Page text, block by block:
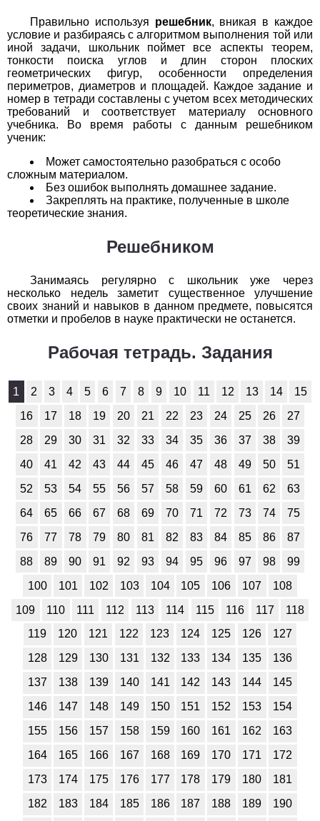
Химия
1
2 3 5 7 8 10
11
Черчение
1
2 4 8
Экология
2 3 4 5 6 7 8 9 10
11
5 6 7 8
Правильно используя решебник, вникая в каждое
условие и разбираясь с алгоритмом выполнения той или
иной задачи, школьник поймет все аспекты теорем,
тонкости поиска углов и длин сторон плоских
геометрических фигур, особенности определения
периметров, диаметров и площадей. Каждое задание и
номер в тетради составлены с учетом всех методических
требований и соответствует материалу основного
учебника. Во время работы с данным решебником
ученик:
Может самостоятельно разобраться с особо
сложным материалом.
Без ошибок выполнять домашнее задание.
Закреплять на практике, полученные в школе
теоретические знания.
Решебником
Занимаясь регулярно с школьник уже через
несколько недель заметит существенное улучшение
своих знаний и навыков в данном предмете, повысятся
отметки и пробелов в науке практически не останется.
Рабочая тетрадь. Задания
1 2 3 4 5 6 7 8 9 10 11 12 13 14
15
16
17 18 19 20 21 22 23 24 25 26
27
28
29 30 31 32 33 34 35 36 37 38
39
40
41 42 43 44 45 46 47 48 49 50
51
52
53 54 55 56 57 58 59 60 61 62
63
64
65 66 67 68 69 70 71 72 73 74
75
76
77 78 79 80 81 82 83 84 85 86
87
88
89 90 91 92 93 94 95 96 97 98
99
100
101 102 103 104 105 106 107
108
109
110 111 112 113 114 115 116 117
118
119
120 121 122 123 124 125 126
127
128
129 130 131 132 133 134 135
136
137
138 139 140 141 142 143 144
145
146
147 148 149 150 151 152 153
154
155
156 157 158 159 160 161 162
163
164
165 166 167 168 169 170 171
172
173
174 175 176 177 178 179 180
181
182
183 184 185 186 187 188 189
190